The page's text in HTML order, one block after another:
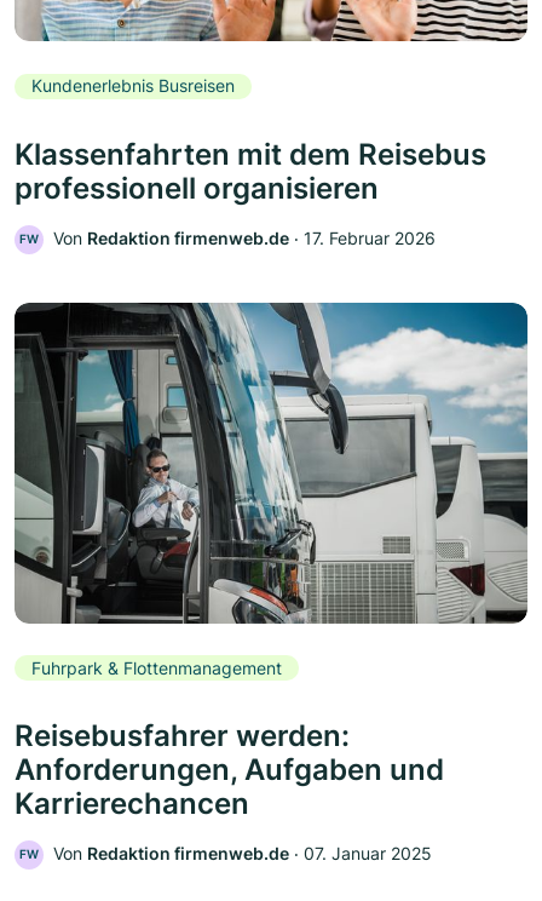
Kundenerlebnis Busreisen
Klassenfahrten mit dem Reisebus
professionell organisieren
FW Von Redaktion firmenweb.de ‧ 17. Februar 2026
Fuhrpark & Flottenmanagement
Reisebusfahrer werden:
Anforderungen, Aufgaben und
Karrierechancen
FW Von Redaktion firmenweb.de ‧ 07. Januar 2025